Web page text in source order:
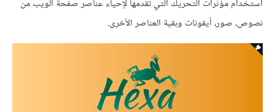
استخدام مؤثرات التحريك التي تقدمها لإحياء عناصر صفحة الويب من
نصوص، صور، أيقونات وبقية العناصر الأخرى.